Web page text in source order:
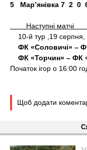
5 Мар’янівка 7 2
Наступні
10-й тур ,19 серпня,
ФК «Соловичі» –
ФК «Торчин» – ФК
Початок ігор о 16:00
Щоб додати